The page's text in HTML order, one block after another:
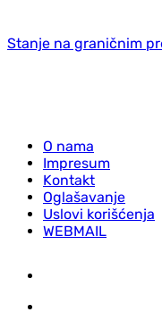
Stanje na graničnim
O nama
Impresum
Kontakt
Oglašavanje
Uslovi korišćenja
WEBMAIL